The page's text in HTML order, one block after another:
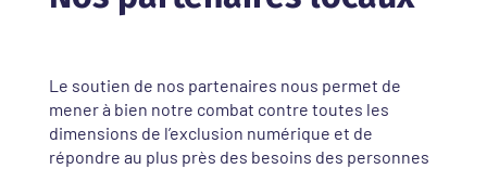
Le soutien de nos partenaires nous permet de
mener à bien notre combat contre toutes les
dimensions de l’exclusion numérique et de
répondre au plus près des besoins des personnes